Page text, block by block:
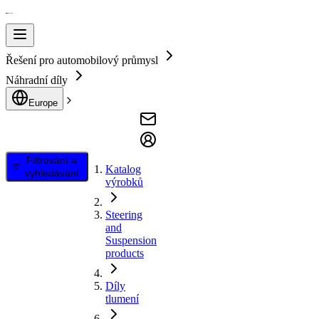
Řešení pro automobilový průmysl
Náhradní díly
Europe
Filtrování a
vyhledávání
Katalog
výrobků
Steering
and
Suspension
products
Díly
tlumení